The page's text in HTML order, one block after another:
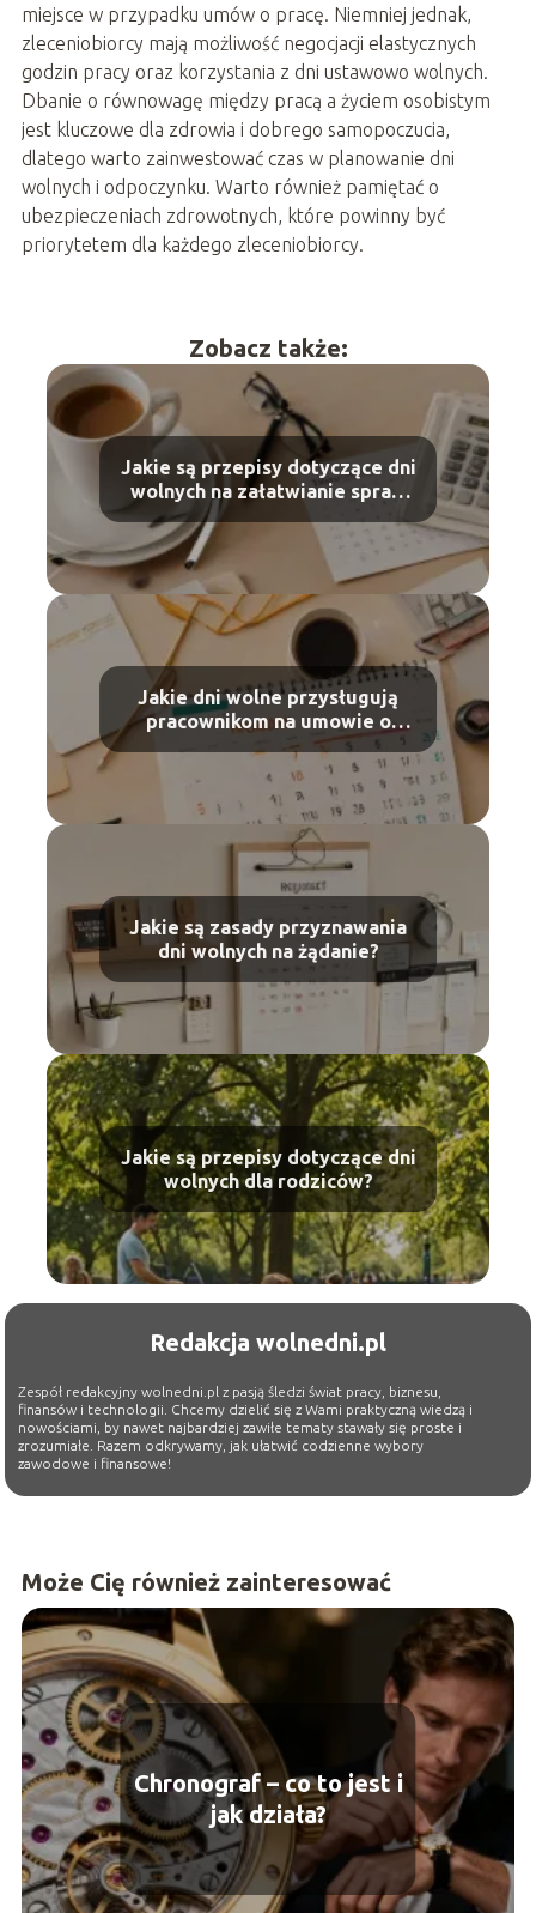
miejsce w przypadku umów o pracę. Niemniej jednak,
zleceniobiorcy mają możliwość negocjacji elastycznych
godzin pracy oraz korzystania z dni ustawowo wolnych.
Dbanie o równowagę między pracą a życiem osobistym
jest kluczowe dla zdrowia i dobrego samopoczucia,
dlatego warto zainwestować czas w planowanie dni
wolnych i odpoczynku. Warto również pamiętać o
ubezpieczeniach zdrowotnych, które powinny być
priorytetem dla każdego zleceniobiorcy.
Zobacz także:
Jakie są przepisy dotyczące dni
wolnych na załatwianie spraw
urzędowych?
Jakie dni wolne przysługują
pracownikom na umowie o
dzieło?
Jakie są zasady przyznawania
dni wolnych na żądanie?
Jakie są przepisy dotyczące dni
wolnych dla rodziców?
Redakcja wolnedni.pl
Zespół redakcyjny wolnedni.pl z pasją śledzi świat pracy, biznesu,
finansów i technologii. Chcemy dzielić się z Wami praktyczną wiedzą i
nowościami, by nawet najbardziej zawiłe tematy stawały się proste i
zrozumiałe. Razem odkrywamy, jak ułatwić codzienne wybory
zawodowe i finansowe!
Może Cię również zainteresować
Chronograf – co to jest i
jak działa?